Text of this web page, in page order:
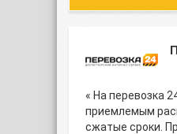
« На перевозка
приемлемым
сжатые сроки.